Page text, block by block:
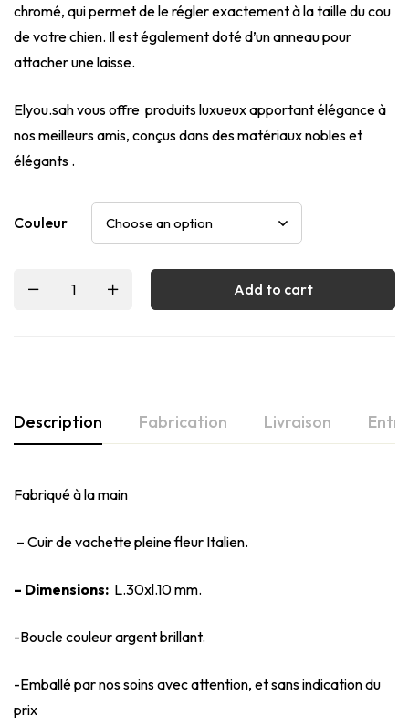
chromé, qui permet de le régler exactement à la taille du cou
de votre chien. Il est également doté d’un anneau pour
attacher une laisse.
Elyou.sah vous offre produits luxueux apportant élégance à
nos meilleurs amis, conçus dans des matériaux nobles et
élégants .
Couleur
Add to cart
Description Fabrication Livraison
Fabriqué à la main
– Cuir de vachette pleine fleur Italien.
– Dimensions: L.30xl.10 mm.
-Boucle couleur argent brillant.
-Emballé par nos soins avec attention, et sans indication du
prix